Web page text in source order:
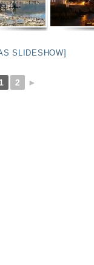
SLIDESHOW]
1 2 ►